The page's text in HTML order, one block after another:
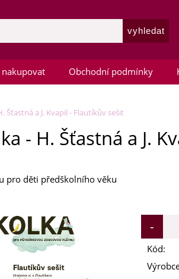
nakupovat Obchodní podmínky
Šťastná a J. Kvapil - Flautíkův sešit
- H. Šťastná a J.
pro děti předškolního věku
Kód: